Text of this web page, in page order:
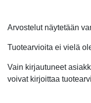
Arvostelut näytetään
Tuotearvioita ei vielä
Vain kirjautuneet
voivat kirjoittaa